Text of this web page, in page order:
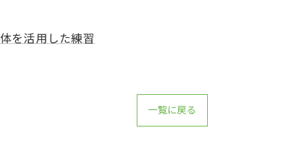
を活用した練習
一覧に戻る